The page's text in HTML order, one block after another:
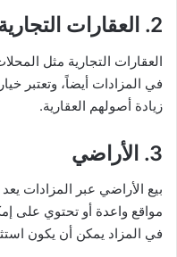
2. العقارات
العقارات التجارية مثل
في المزادات أيضاً، وتعتبر
زيادة أصولهم العقارية.
3. الأراضي
بيع الأراضي عبر المزادات
مواقع واعدة أو تحتوي على
في المزاد يمكن أن يكون